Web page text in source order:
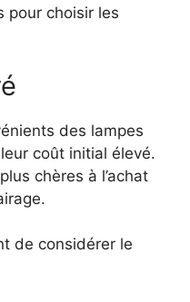
pour choisir les
des lampes
coût initial élevé.
chères à l’achat
de considérer le